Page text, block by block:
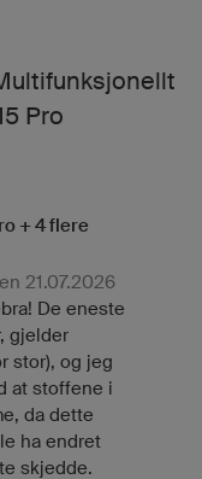
Pro
+ 4 flere
21.07.2026
De eneste
gjelder
stor), og jeg
at stoffene i
da dette
ha endret
skjedde.